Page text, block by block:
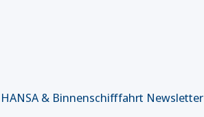
HANSA & Binnenschifffahrt Newsletter